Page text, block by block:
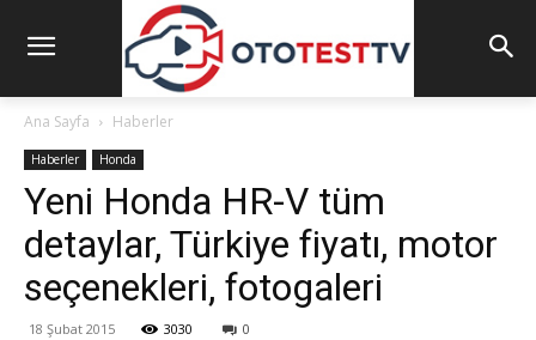
Ana Sayfa Haberler
Haberler Honda
Yeni Honda HR-V tüm
detaylar, Türkiye fiyatı, motor
seçenekleri, fotogaleri
18 Şubat 2015 3030 0